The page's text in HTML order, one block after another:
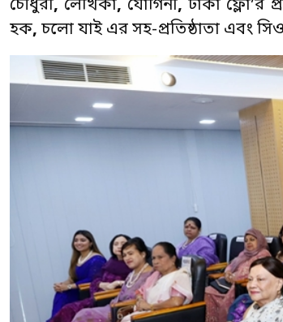
চৌধুরী, লেখিকা, যোগিনী,ঢাকা ফ্লো’র
হক, চলো যাই এর সহ-প্রতিষ্ঠাতা এবং